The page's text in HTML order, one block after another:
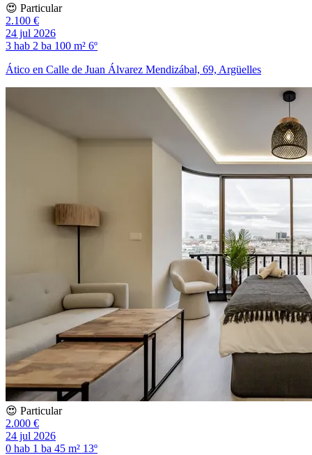
😍 Particular
2.100 €
24 jul 2026
3 hab 2 ba 100 m² 6º
Ático en Calle de Juan Álvarez Mendizábal, 69, Argüelles
😍 Particular
2.000 €
24 jul 2026
0 hab 1 ba 45 m² 13º